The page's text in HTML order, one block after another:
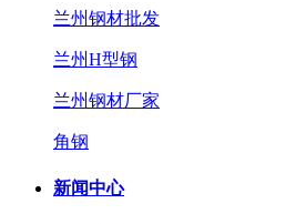
兰州钢材批发
兰州H型钢
兰州钢材厂家
角钢
新闻中心